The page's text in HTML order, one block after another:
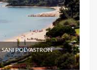
POLYASTRON